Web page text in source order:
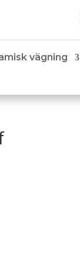
vägning